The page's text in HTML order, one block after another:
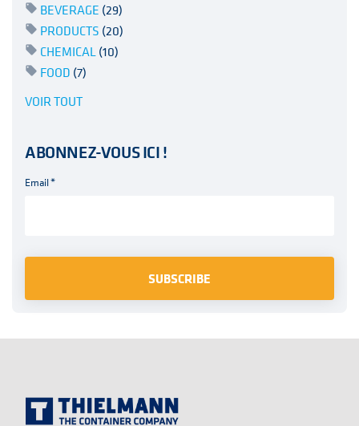
BEVERAGE (29)
PRODUCTS (20)
CHEMICAL(10)
FOOD (7)
VOIR TOUT
ABONNEZ-VOUS ICI !
Email*